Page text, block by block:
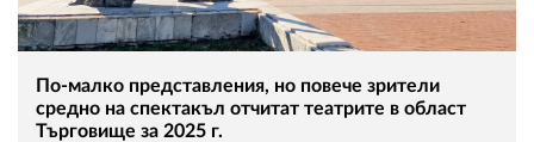
По-малко представления, но повече зрители
средно на спектакъл отчитат театрите в област
Търговище за 2025 г.